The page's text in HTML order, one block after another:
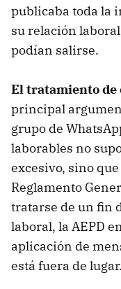
publicaba toda la
su relación
podían salirse.
El tratamiento de
principal
grupo de
laborables no
excesivo, sino
Reglamento
tratarse de un fin
laboral, la AEPD
aplicación de
está fuera de lugar.